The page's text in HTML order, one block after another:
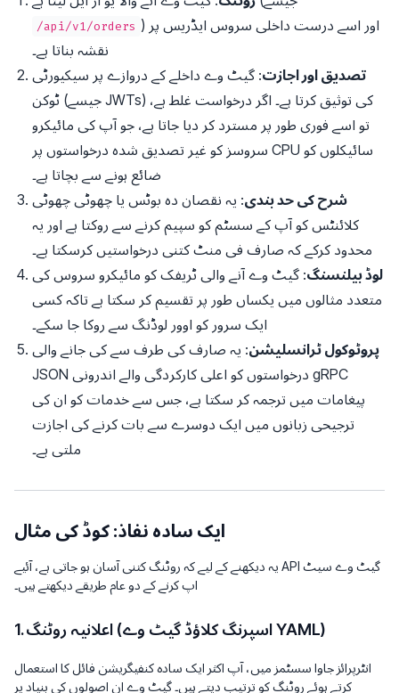
/api/v1/orders ) اور اسے درست داخلی سروس ایڈریس پر
نقشہ بناتا ہے۔
تصدیق اور اجازت: گیٹ وے داخلے کے دروازے پر سیکیورٹی
ٹوکن (جیسے JWTs) کی توثیق کرتا ہے۔ اگر درخواست غلط ہے،
تو اسے فوری طور پر مسترد کر دیا جاتا ہے، جو آپ کی مائیکرو
سروسز کو غیر تصدیق شدہ درخواستوں پر CPU سائیکلوں کو
ضائع ہونے سے بچاتا ہے۔
شرح کی حد بندی: یہ نقصان دہ بوٹس یا چھوٹی چھوٹی
کلائنٹس کو آپ کے سسٹم کو سپیم کرنے سے روکتا ہے اور یہ
محدود کرکے کہ صارف فی منٹ کتنی درخواستیں کرسکتا ہے۔
لوڈ بیلنسنگ: گیٹ وے آنے والی ٹریفک کو مائیکرو سروس کی
متعدد مثالوں میں یکساں طور پر تقسیم کر سکتا ہے تاکہ کسی
ایک سرور کو اوور لوڈنگ سے روکا جا سکے۔
پروٹوکول ٹرانسلیشن: یہ صارف کی طرف سے کی جانے والی
JSON درخواستوں کو اعلی کارکردگی والے اندرونی gRPC
پیغامات میں ترجمہ کر سکتا ہے، جس سے خدمات کو ان کی
ترجیحی زبانوں میں ایک دوسرے سے بات کرنے کی اجازت
ملتی ہے۔
ایک سادہ نفاذ: کوڈ کی مثال
یہ دیکھنے کے لیے کہ روٹنگ کتنی آسان ہو جاتی ہے، آئیے API گیٹ وے سیٹ
اپ کرنے کے دو عام طریقے دیکھتے ہیں۔
1. اعلانیہ روٹنگ (اسپرنگ کلاؤڈ گیٹ وے YAML)
انٹرپرائز جاوا سسٹمز میں، آپ اکثر ایک سادہ کنفیگریشن فائل کا استعمال
کرتے ہوئے روٹنگ کو ترتیب دیتے ہیں۔ گیٹ وے ان اصولوں کی بنیاد پر